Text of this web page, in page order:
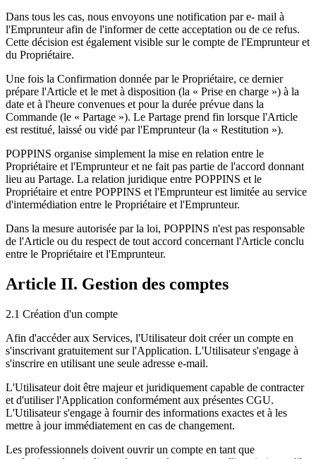
Dans tous les cas, nous envoyons une notification par e- mail à
l'Emprunteur afin de l'informer de cette acceptation ou de ce refus.
Cette décision est également visible sur le compte de l'Emprunteur et
du Propriétaire.
Une fois la Confirmation donnée par le Propriétaire, ce dernier
prépare l'Article et le met à disposition (la « Prise en charge ») à la
date et à l'heure convenues et pour la durée prévue dans la
Commande (le « Partage »). Le Partage prend fin lorsque l'Article
est restitué, laissé ou vidé par l'Emprunteur (la « Restitution »).
POPPINS organise simplement la mise en relation entre le
Propriétaire et l'Emprunteur et ne fait pas partie de l'accord donnant
lieu au Partage. La relation juridique entre POPPINS et le
Propriétaire et entre POPPINS et l'Emprunteur est limitée au service
d'intermédiation entre le Propriétaire et l'Emprunteur.
Dans la mesure autorisée par la loi, POPPINS n'est pas responsable
de l'Article ou du respect de tout accord concernant l'Article conclu
entre le Propriétaire et l'Emprunteur.
Article II. Gestion des comptes
2.1 Création d'un compte
Afin d'accéder aux Services, l'Utilisateur doit créer un compte en
s'inscrivant gratuitement sur l'Application. L'Utilisateur s'engage à
s'inscrire en utilisant une seule adresse e-mail.
L'Utilisateur doit être majeur et juridiquement capable de contracter
et d'utiliser l'Application conformément aux présentes CGU.
L'Utilisateur s'engage à fournir des informations exactes et à les
mettre à jour immédiatement en cas de changement.
Les professionnels doivent ouvrir un compte en tant que